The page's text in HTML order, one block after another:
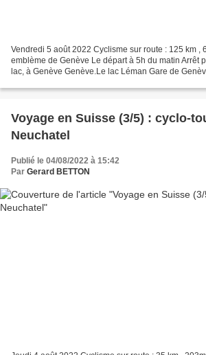
Vendredi 5 août 2022 Cyclisme sur route : 125 km ,
emblème de Genève Le départ à 5h du matin Arrêt
lac, à Genève Genève.Le lac Léman Gare de
Voyage en Suisse (3/5) : cyclo-
Neuchatel
Publié le 04/08/2022 à 15:42
Par Gerard BETTON